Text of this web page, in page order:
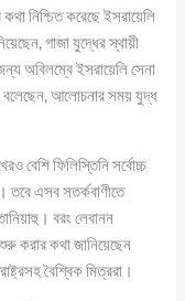
নিশ্চিত করেছে ইসরায়েলি
গাজা যুদ্ধের স্থায়ী
অবিলম্বে ইসরায়েলি সেনা
বলেছেন, আলোচনার সময় যুদ্ধ
বেশি ফিলিস্তিনি সর্বোচ্চ
তবে এসব সতর্কবাণীতে
বরং লেবানন
করার কথা জানিয়েছেন
বৈশ্বিক মিত্ররা।